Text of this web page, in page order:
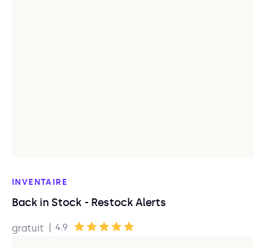
INVENTAIRE
Back in Stock - Restock Alerts
gratuit | 4.9